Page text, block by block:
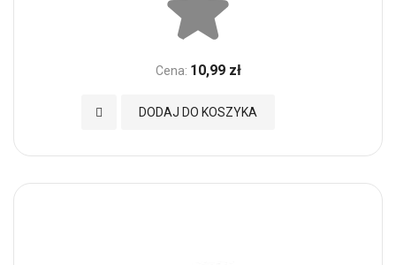
Cena: 10,99 zł
DODAJ DO KOSZYKA
Dodaj do Ulubionych